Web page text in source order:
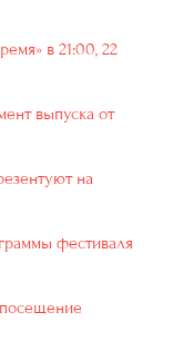
в 21:00, 22
выпуска от
на
фестиваля